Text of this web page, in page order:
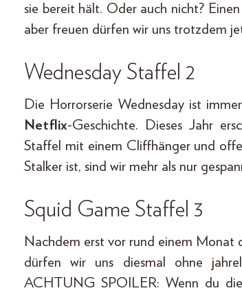
sie bereit hält. Oder auch nicht?
aber freuen dürfen wir uns trotzdem
Wednesday Staffel 2
Die Horrorserie Wednesday ist
Netflix-Geschichte. Dieses Jahr
Staffel mit einem Cliffhänger und
Stalker ist, sind wir mehr als nur
Squid Game Staffel 3
Nachdem erst vor rund einem Monat
dürfen wir uns diesmal ohne
ACHTUNG SPOILER: Wenn du